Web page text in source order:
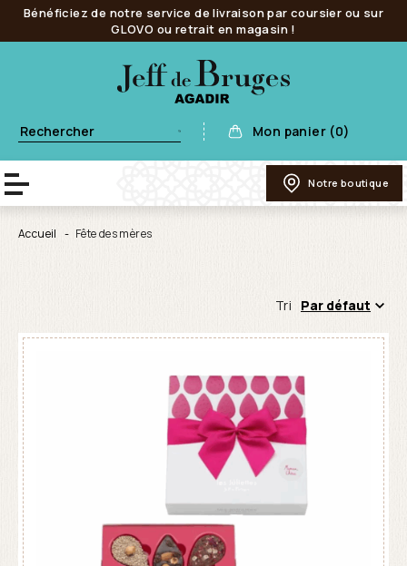
Bénéficiez de notre service de livraison par coursier ou sur
GLOVO ou retrait en magasin !
Mon panier (0)
Notre boutique
Accueil Fête des mères
Tri Par défaut